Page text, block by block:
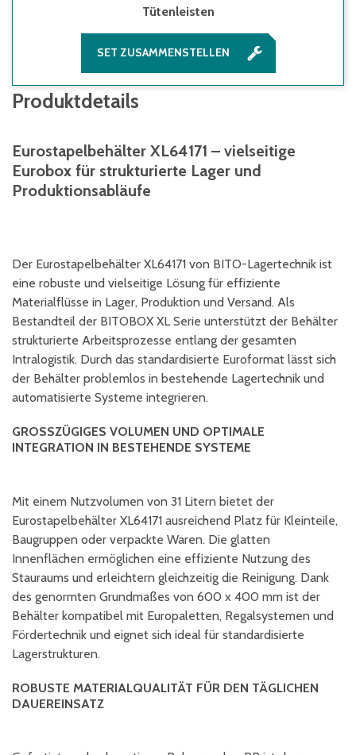
Tütenleisten
SET ZUSAMMENSTELLEN
Produktdetails
Eurostapelbehälter XL64171 – vielseitige
Eurobox für strukturierte Lager und
Produktionsabläufe
Der Eurostapelbehälter XL64171 von BITO-Lagertechnik ist
eine robuste und vielseitige Lösung für effiziente
Materialflüsse in Lager, Produktion und Versand. Als
Bestandteil der BITOBOX XL Serie unterstützt der Behälter
strukturierte Arbeitsprozesse entlang der gesamten
Intralogistik. Durch das standardisierte Euroformat lässt sich
der Behälter problemlos in bestehende Lagertechnik und
automatisierte Systeme integrieren.
GROSSZÜGIGES VOLUMEN UND OPTIMALE I
NTEGRATION IN BESTEHENDE SYSTEME
Mit einem Nutzvolumen von 31 Litern bietet der
Eurostapelbehälter XL64171 ausreichend Platz für Kleinteile,
Baugruppen oder verpackte Waren. Die glatten
Innenflächen ermöglichen eine effiziente Nutzung des
Stauraums und erleichtern gleichzeitig die Reinigung. Dank
des genormten Grundmaßes von 600 x 400 mm ist der
Behälter kompatibel mit Europaletten, Regalsystemen und
Fördertechnik und eignet sich ideal für standardisierte
Lagerstrukturen.
ROBUSTE MATERIALQUALITÄT FÜR DEN TÄGLICHEN
DAUEREINSATZ